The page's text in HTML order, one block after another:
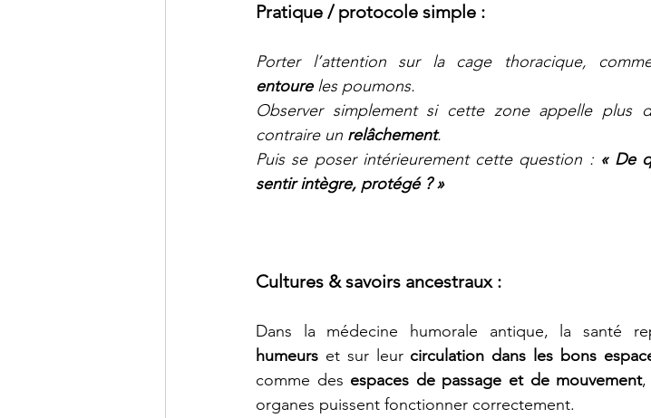
Pratique / protocole simple :
entoure les poumons.
Observer simplement si cette zone appelle plus
contraire un relâchement.
Puis se poser intérieurement cette question : « De
sentir intègre, protégé ? »
Cultures & savoirs ancestraux :
Dans la médecine humorale antique, la santé
humeurs et sur leur circulation dans les bons
comme des espaces de passage et de mouvement,
organes puissent fonctionner correctement.